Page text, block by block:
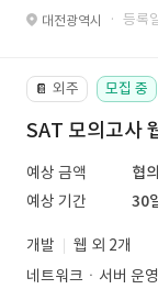
대전광역시 · 등록
📔 외주 모집 중
SAT 모의고사
예상 금액
협
예상 기간
30
개발
웹 외 2개
네트워크ㆍ서버 운